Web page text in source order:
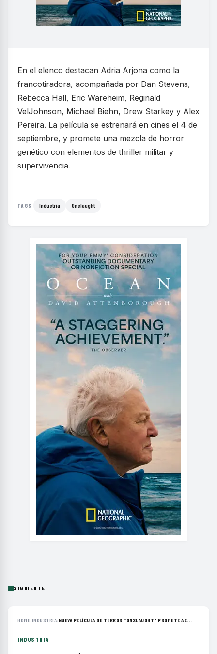
En el elenco destacan Adria Arjona como la
francotiradora, acompañada por Dan Stevens,
Rebecca Hall, Eric Wareheim, Reginald
VelJohnson, Michael Biehn, Drew Starkey y Alex
Pereira. La película se estrenará en cines el 4 de
septiembre, y promete una mezcla de horror
genético con elementos de thriller militar y
supervivencia.
TAGS Industria Onslaught
SIGUIENTE
HOME›INDUSTRIA› NUEVA PELÍCULA DE TERROR "ONSLAUGHT" PROMETE AC...
INDUSTRIA